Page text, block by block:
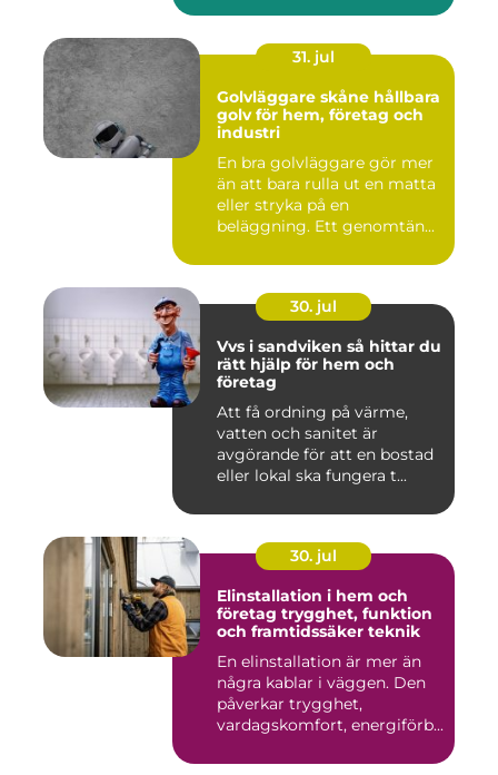
31. jul
Golvläggare skåne hållbara
golv för hem, företag och
industri
En bra golvläggare gör mer
än att bara rulla ut en matta
eller stryka på en
beläggning. Ett genomtän...
30. jul
Vvs i sandviken så hittar du
rätt hjälp för hem och
företag
Att få ordning på värme,
vatten och sanitet är
avgörande för att en bostad
eller lokal ska fungera t...
30. jul
Elinstallation i hem och
företag trygghet, funktion
och framtidssäker teknik
En elinstallation är mer än
några kablar i väggen. Den
påverkar trygghet,
vardagskomfort, energiförb...